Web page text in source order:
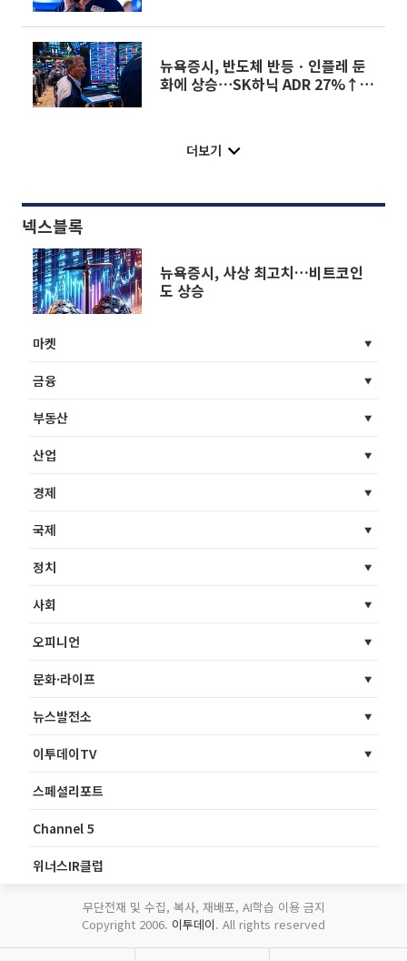
뉴욕증시, 반도체 반등ㆍ인플레 둔
화에 상승⋯SK하닉 ADR 27%↑
더보기
넥스블록
뉴욕증시, 사상 최고치…비트코인
도 상승
마켓
금융
부동산
산업
경제
국제
정치
사회
오피니언
문화·라이프
뉴스발전소
이투데이TV
스페셜리포트
Channel 5
위너스IR클럽
무단전재 및 수집, 복사, 재배포, AI학습 이용 금지
Copyright 2006. 이투데이. All rights reserved